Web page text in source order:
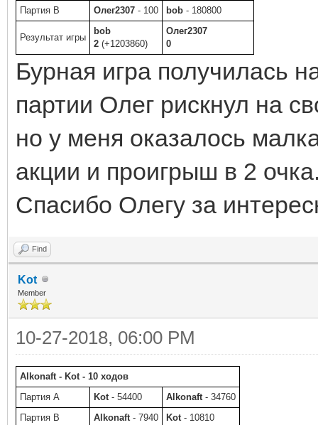
Партия B
Олег2307 - 100 bob - 180800
Результат игры
bob
2 (+1203860)
Олег2307
0
Бурная игра получилась
партии Олег рискнул на
но у меня оказалось
акции и проигрыш в 2
Спасибо Олегу за
Find
Kot
Member
10-27-2018, 06:00 PM
Alkonaft - Kot - 10 ходов
Партия A
Kot - 54400 Alkonaft - 34760
Партия B
Alkonaft - 7940 Kot - 10810